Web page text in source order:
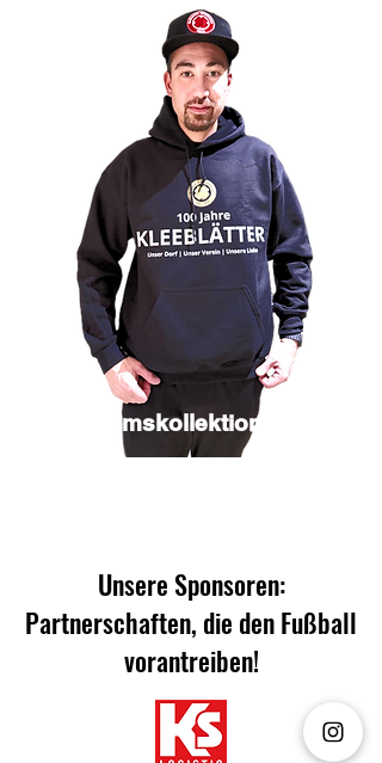
Jubiläumskollektion
Unsere Sponsoren:
Partnerschaften, die den Fußball
vorantreiben!